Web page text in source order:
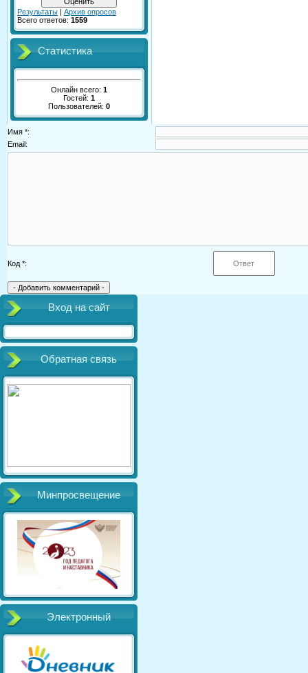
Результаты | Архив опросов
Всего ответов: 1559
Статистика
Онлайн всего: 1
Гостей: 1
Пользователей: 0
Имя *:
Email:
Код *:
Вход на сайт
Обратная связь
Минпросвещение
Электронный